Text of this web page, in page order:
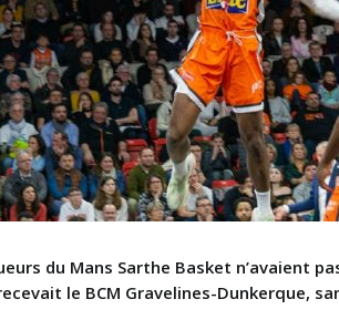
du Mans Sarthe Basket n’avaient
le BCM Gravelines-Dunkerque,